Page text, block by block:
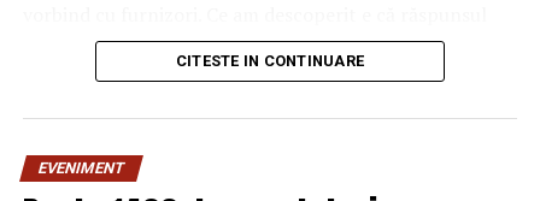
ARTICOLE PE ACEIASI TEMA: PRIMA
Avem drumuri mai proaste decât Botswana sauTanzania |
NU RATATI
„corect” depinde mult de context, de cât de des muți
pavilionul și de ce condiții meteo ai de înfruntat.
materialului mai mult decât
CITESTE IN CONTINUARE
EVENIMENT